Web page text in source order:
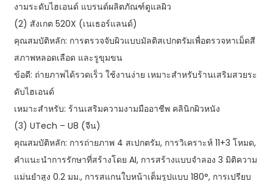
งามระดับไฮเอนด์ แบรนด์ผลิตภัณฑ์ดูแลผิว
(2) สังเกต 520X (เนเธอร์แลนด์)
คุณสมบัติหลัก: การตรวจจับผิวแบบมัลติสเปกตรัมเพื่อตรวจหาเม็ดสี
สภาพหลอดเลือด และรูขุมขน
ข้อดี: ถ่ายภาพได้รวดเร็ว ใช้งานง่าย เหมาะสำหรับร้านเสริมสวยระ
ดับไฮเอนด์
เหมาะสำหรับ: ร้านเสริมความงามมืออาชีพ คลินิกผิวหนัง
(3) UTech – U8 (จีน)
คุณสมบัติหลัก: การถ่ายภาพ 4 สเปกตรัม, การวิเคราะห์ 11+3 โหมด,
คำแนะนำการรักษาที่สร้างโดย AI, การสร้างแบบจำลอง 3 มิติความ
แม่นยำสูง 0.2 มม., การสแกนใบหน้าเต็มรูปแบบ 180°, การเปรียบ